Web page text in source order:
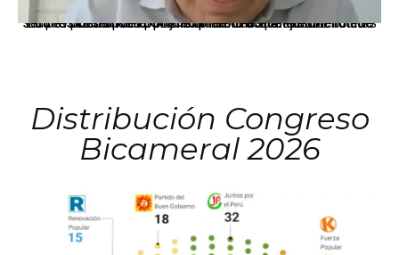
La presidenta Keiko Fujimori informó que la solicitud de indulto presentada por el expresidente Alejandro Toledo será evaluada por la Comisión de Gracias Presidenciales conforme al procedimiento establecido.
Distribución Congreso
Bicameral 2026